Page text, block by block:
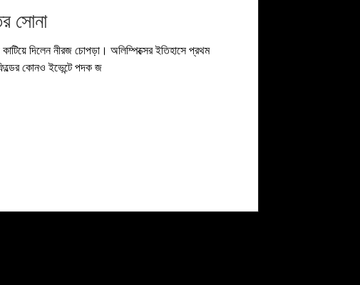
সোনা
দিলেন নীরজ চোপড়া। অলিম্পিক্সের ইতিহাসে প্রথম
কোনও ইভেন্টে পদক জ